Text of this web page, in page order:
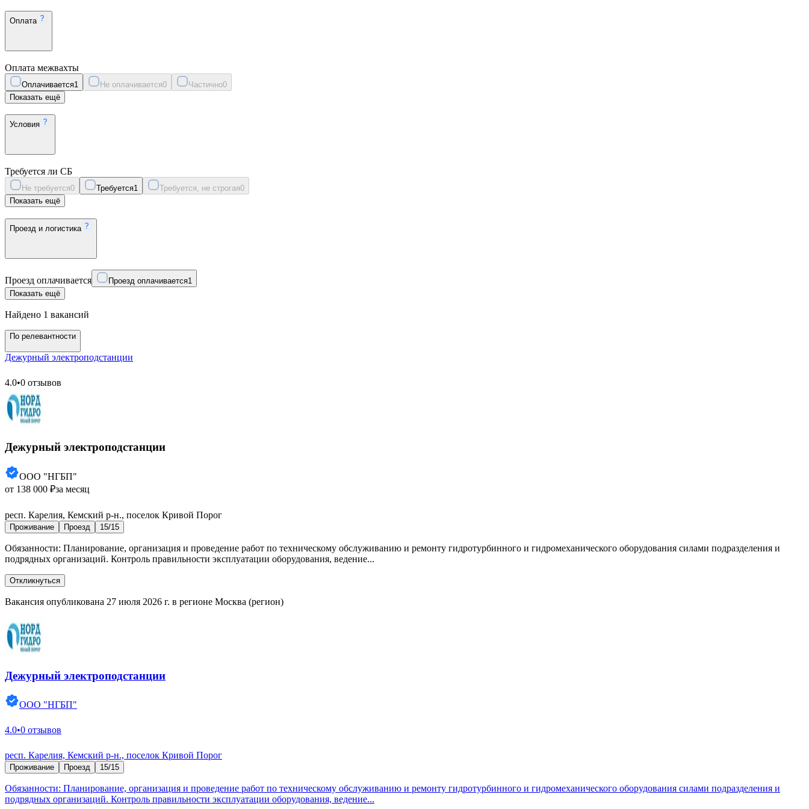
Оплата
Оплата межвахты
Оплачивается1 Не оплачивается0 Частично0
Показать ещё
Условия
Требуется ли СБ
Не требуется0 Требуется1 Требуется, не строгая0
Показать ещё
Проезд и логистика
Проезд оплачивается Проезд оплачивается1
Показать ещё
Найдено 1 вакансий
По релевантности
Дежурный электроподстанции
4.0•0 отзывов
Дежурный электроподстанции
ООО "НГБП"
от 138 000 ₽за месяц
респ. Карелия, Кемский р-н., поселок Кривой Порог
Проживание Проезд 15/15
Обязанности: Планирование, организация и проведение работ по техническому обслуживанию и ремонту гидротурбинного и гидромеханического оборудования силами подразделения и
подрядных организаций. Контроль правильности эксплуатации оборудования, ведение...
Откликнуться
Вакансия опубликована 27 июля 2026 г. в регионе Москва (регион)
Дежурный электроподстанции
ООО "НГБП"
4.0•0 отзывов
респ. Карелия, Кемский р-н., поселок Кривой Порог
Проживание Проезд 15/15
Обязанности: Планирование, организация и проведение работ по техническому обслуживанию и ремонту гидротурбинного и гидромеханического оборудования силами подразделения и
подрядных организаций. Контроль правильности эксплуатации оборудования, ведение...